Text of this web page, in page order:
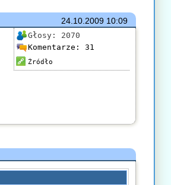
24.10.200910:09
Głosy: 2070
Komentarze: 31
Źródło